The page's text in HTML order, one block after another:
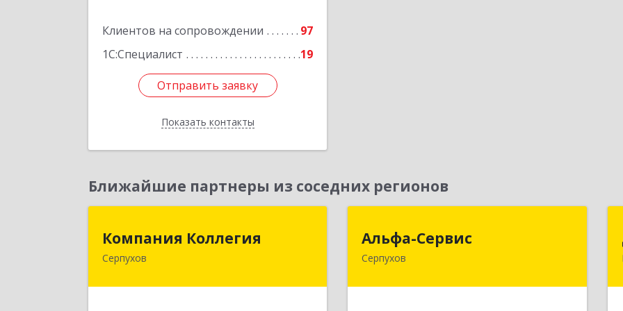
Клиентов на сопровождении
97
1С:Специалист
19
Отправить заявку
Показать контакты
Отправить заявку
Назад
Ближайшие партнеры из соседних регионов
Компания Коллегия
Серпухов
142211, Московская обл, Серпухов г,
Альфа-Сервис
Серпухов
142200, Московская обл, Серпухов г,